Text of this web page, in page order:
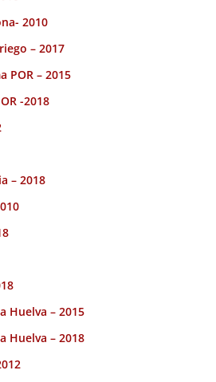
2010
– 2017
POR – 2015
-2018
– 2018
Huelva – 2015
Huelva – 2018